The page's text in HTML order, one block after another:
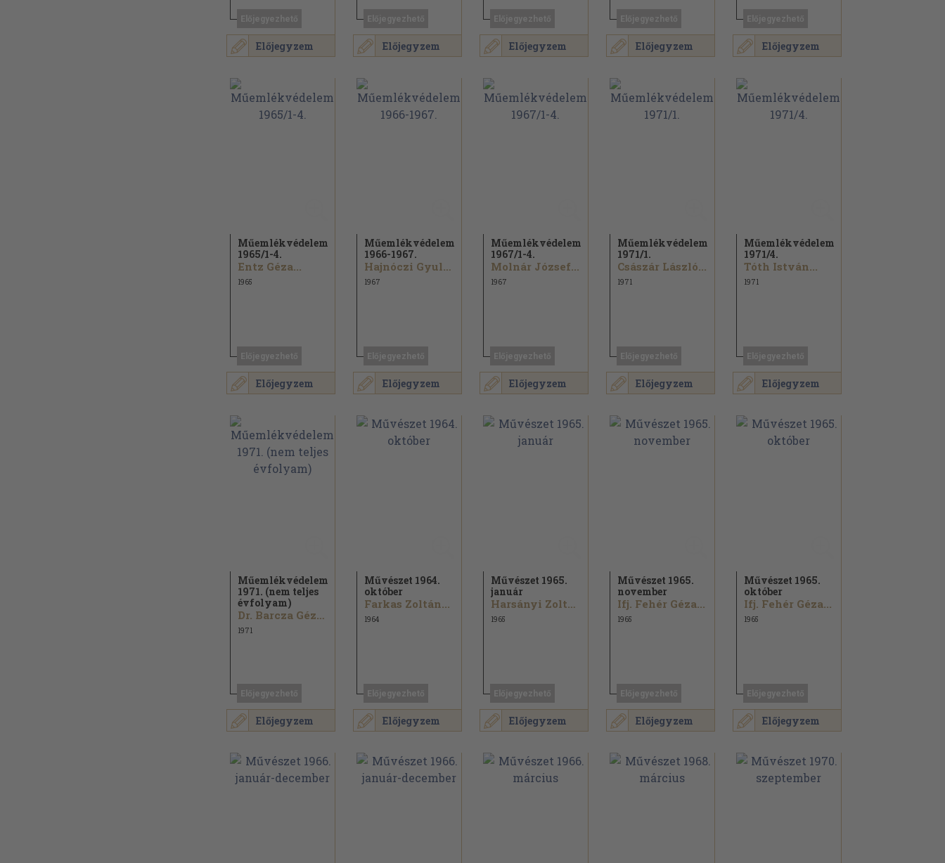
Előjegyzem Előjegyzem Előjegyzem Előjegyzem Előjegyzem
Előjegyzem
Műemlékvédelem
1965/1-4.
Entz Géza...
1965
Előjegyzem
Műemlékvédelem
1966-1967.
Hajnóczi Gyula...
1967
Előjegyzem
Műemlékvédelem
1967/1-4.
Molnár József...
1967
Előjegyzem
Műemlékvédelem
1971/1.
Császár László...
1971
Előjegyzem
Műemlékvédelem
1971/4.
Tóth István...
1971
Előjegyzem
Műemlékvédelem
1971. (nem teljes
évfolyam)
Dr. Barcza Géza...
1971
Előjegyzem
Művészet 1964.
október
Farkas Zoltán...
1964
Előjegyzem
Művészet 1965.
január
Harsányi Zoltán...
1965
Előjegyzem
Művészet 1965.
november
Ifj. Fehér Géza...
1965
Előjegyzem
Művészet 1965.
október
Ifj. Fehér Géza...
1965